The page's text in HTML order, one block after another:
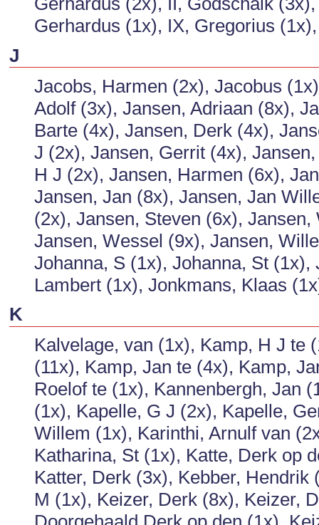
Gerhardus (1x), IX, Gregorius
J
Jacobs, Harmen (2x), Jacobus
Adolf (3x), Jansen, Adriaan (8x),
Barte (4x), Jansen, Derk (4x),
J (2x), Jansen, Gerrit (4x),
H J (2x), Jansen, Harmen (6x),
Jansen, Jan (8x), Jansen, Jan
(2x), Jansen, Steven (6x),
Jansen, Wessel (9x), Jansen,
Johanna, S (1x), Johanna, St
Lambert (1x), Jonkmans, Klaas
K
Kalvelage, van (1x), Kamp, H J te
(11x), Kamp, Jan te (4x), Kamp,
Roelof te (1x), Kannenbergh, Jan
(1x), Kapelle, G J (2x), Kapelle,
Willem (1x), Karinthi, Arnulf van
Katharina, St (1x), Katte, Derk op
Katter, Derk (3x), Kebber,
M (1x), Keizer, Derk (8x), Keizer,